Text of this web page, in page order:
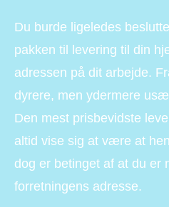
Du burde ligeledes
pakken til levering til din
adressen på dit arbejde.
dyrere, men ydermere
Den mest prisbevidste
altid vise sig at være at
dog er betinget af at du er
forretningens adresse.